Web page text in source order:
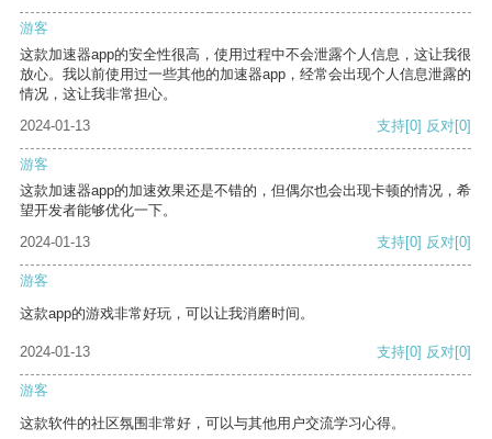
游客
这款加速器app的安全性很高，使用过程中不会泄露个人信息，这让我很
放心。我以前使用过一些其他的加速器app，经常会出现个人信息泄露的
情况，这让我非常担心。
2024-01-13
支持[0] 反对[0]
游客
这款加速器app的加速效果还是不错的，但偶尔也会出现卡顿的情况，希
望开发者能够优化一下。
2024-01-13
支持[0] 反对[0]
游客
这款app的游戏非常好玩，可以让我消磨时间。
2024-01-13 支持[0] 反对[0]
游客
这款软件的社区氛围非常好，可以与其他用户交流学习心得。